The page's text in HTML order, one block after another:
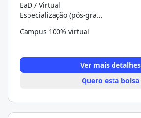
EaD / Virtual
Especialização (pós-graduação)
Campus 100% virtual
Ver mais detalhes
Quero esta bolsa